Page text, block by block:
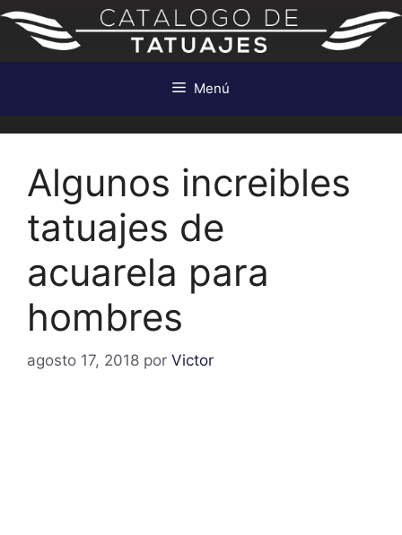
Saltar
contenido
Menú
Algunos increibles
tatuajes de
acuarela para
hombres
agosto 17, 2018 por Victor